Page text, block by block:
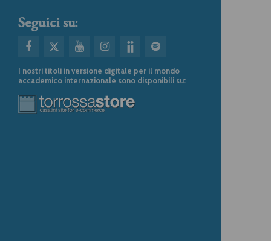
Seguici su:
I nostri titoli in versione digitale per il mondo
accademico internazionale sono disponibili su: